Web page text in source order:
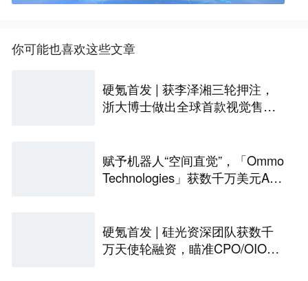
你可能也喜欢这些文章
硬氪首发 | 获李泽湘三轮押注，
浙大博士做出全球首款视觉售后
赋予机器人“空间直觉”，「Ommo
Technologies」获数千万美元A轮
硬氪首发 | 硅光资深团队获数千
万天使轮融资，瞄准CPO/OIO下